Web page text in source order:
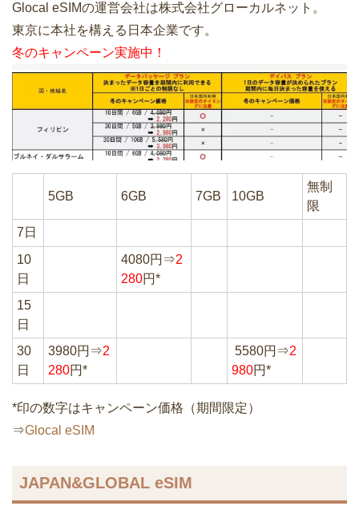
Glocal eSIMの運営会社は株式会社グローカルネット。
東京に本社を構える日本企業です。
冬のキャンペーン実施中！
5GB 6GB 7GB 10GB
無制
限
7日
10
日
4080円⇒2
280円*
15
日
30
日
3980円⇒2
280円*
5580円⇒2
980円*
*印の数字はキャンペーン価格（期間限定）
⇒Glocal eSIM
JAPAN&GLOBAL eSIM